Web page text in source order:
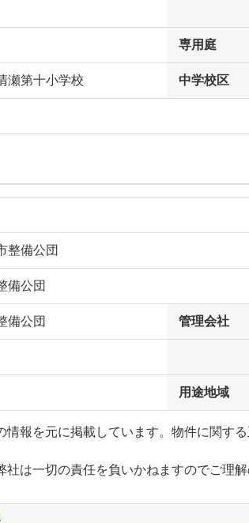
専用庭
瀬第十小学校 中学校区
整備公団
備公団
備公団 管理会社
用途地域
情報を元に掲載しています。物件に関す
は一切の責任を負いかねますのでご理解